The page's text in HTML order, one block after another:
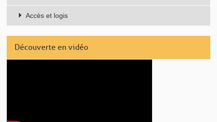
Accès et logis
Découverte en vidéo